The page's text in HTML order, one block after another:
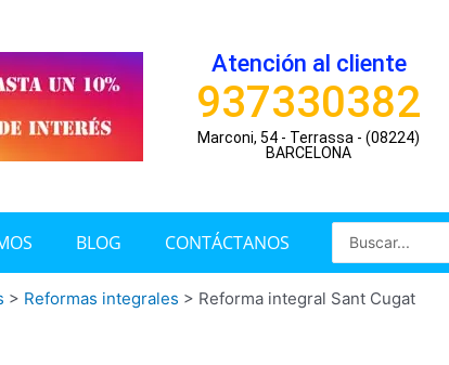
Atención al cliente
937330382
Marconi, 54 - Terrassa - (08224)
BARCELONA
BLOG CONTÁCTANOS
Search
...
> Reformas integrales > Reforma integral Sant Cugat